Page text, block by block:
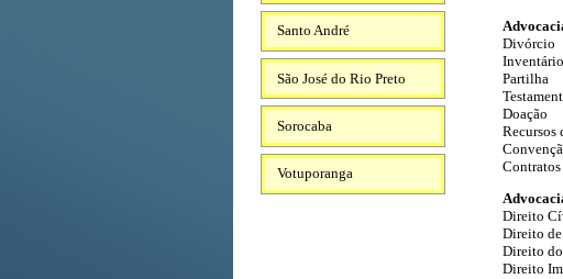
Santo André
São José do Rio Preto
Sorocaba
Votuporanga
Divórcio
Inventário
Partilha
Doação
Recursos
Contratos
Direito
Direito de
Direito
Direito